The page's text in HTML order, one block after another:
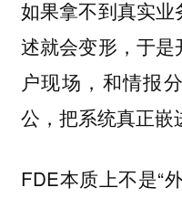
如果拿不到真实
述就会变形，于
户现场，和情报
公，把系统真正嵌
FDE本质上不是“